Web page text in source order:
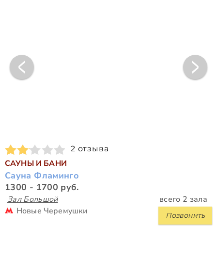
2 отзыва
САУНЫ И БАНИ
Сауна Фламинго
1300 - 1700 руб.
Зал Большой всего 2 зала
Позвонить
Новые Черемушки